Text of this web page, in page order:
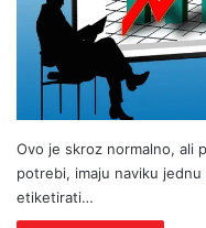
Ovo je skroz normalno, ali
potrebi, imaju naviku
etiketirati…